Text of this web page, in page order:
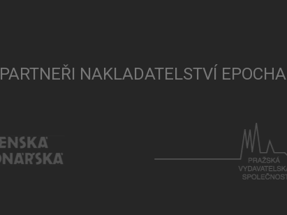
PARTNEŘI NAKLADATELSTVÍ EPOCHA